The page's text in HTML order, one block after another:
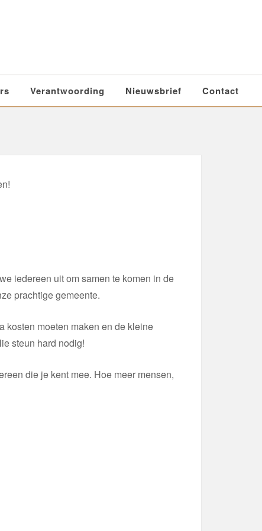
Verantwoording Nieuwsbrief Contact
iedereen uit om samen te komen in de
prachtige gemeente.
kosten moeten maken en de kleine
steun hard nodig!
die je kent mee. Hoe meer mensen,